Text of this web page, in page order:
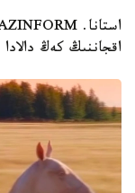
اقجاننىڭ كەڭ